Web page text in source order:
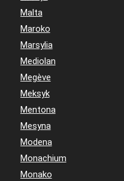
Malta
Maroko
Marsylia
Mediolan
Megève
Meksyk
Mentona
Mesyna
Modena
Monachium
Monako